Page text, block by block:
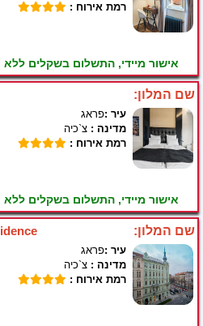
רמת אירוח :
אישור מיידי, התשלום בשקלים
שם המלון:
עיר :פראג
מדינה : צ`כיה
רמת אירוח :
אישור מיידי, התשלום בשקלים
שם המלון:
עיר :פראג
מדינה : צ`כיה
רמת אירוח :